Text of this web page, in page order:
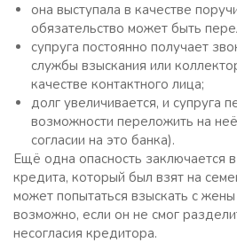
она выступала в качестве
обязательство может быть
супруга постоянно получает
службы взыскания или
качестве контактного лица;
долг увеличивается, и супруга
возможности переложить на
согласии на это банка).
Ещё одна опасность заключается
кредита, который был взят на
может попытаться взыскать с
возможно, если он не смог
несогласия кредитора.